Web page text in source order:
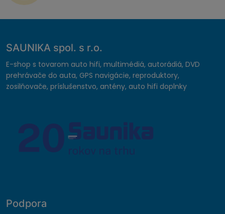
SAUNIKA spol. s r.o.
E-shop s tovarom auto hifi, multimédiá, autorádiá, DVD
prehrávače do auta, GPS navigácie, reproduktory,
zosilňovače, príslušenstvo, antény, auto hifi doplnky
Podpora